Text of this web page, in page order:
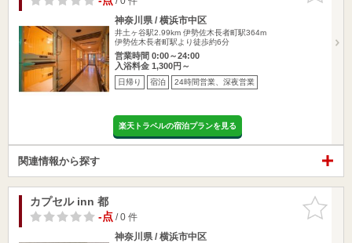
神奈川県 / 横浜市中区
井土ヶ谷駅2.99km 伊勢佐木長者町駅364m
伊勢佐木長者町駅より徒歩約6分
営業時間 0:00～24:00
入浴料金 1,300円～
日帰り 宿泊 24時間営業、深夜営業
楽天トラベルの宿泊プランを見る
関連情報から探す
お気に入
りに追加
カプセル inn 都
-点/ 0 件
神奈川県 / 横浜市中区